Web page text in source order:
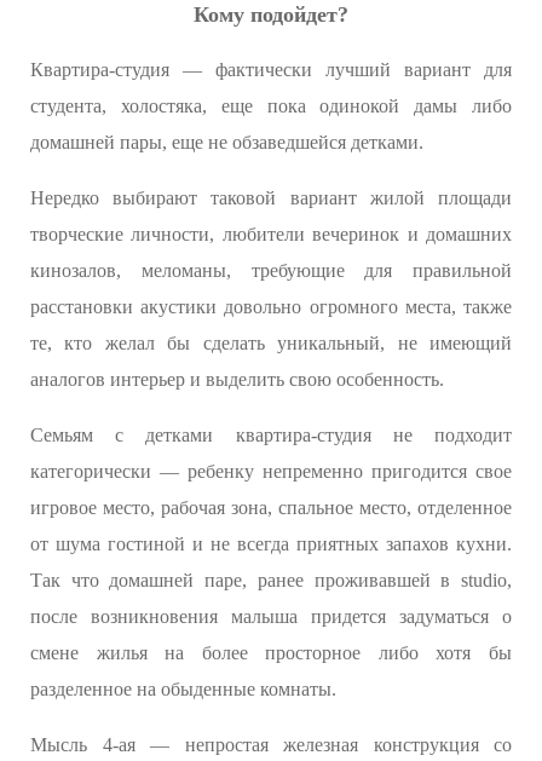
Кому подойдет?
Квартира-студия — фактически лучший вариант для
студента, холостяка, еще пока одинокой дамы либо
домашней пары, еще не обзаведшейся детками.
Нередко выбирают таковой вариант жилой площади
творческие личности, любители вечеринок и домашних
кинозалов, меломаны, требующие для правильной
расстановки акустики довольно огромного места, также
те, кто желал бы сделать уникальный, не имеющий
аналогов интерьер и выделить свою особенность.
Семьям с детками квартира-студия не подходит
категорически — ребенку непременно пригодится свое
игровое место, рабочая зона, спальное место, отделенное
от шума гостиной и не всегда приятных запахов кухни.
Так что домашней паре, ранее проживавшей в studio,
после возникновения малыша придется задуматься о
смене жилья на более просторное либо хотя бы
разделенное на обыденные комнаты.
Мысль 4-ая — непростая железная конструкция со